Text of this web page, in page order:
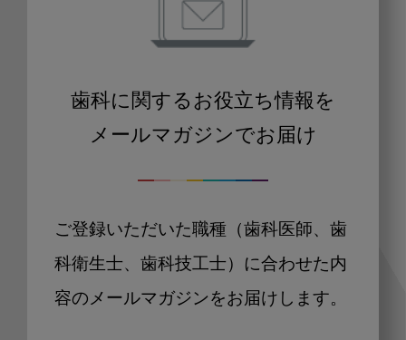
歯科に関するお役立ち情報を
メールマガジンでお届け
ご登録いただいた職種（歯科医師、歯
科衛生士、歯科技工士）に合わせた内
容のメールマガジンをお届けします。